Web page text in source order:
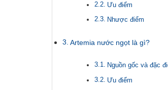
Ưu điểm
Nhược điểm
Artemia nước ngọt là gì?
Nguồn gốc và đặc
Ưu điểm